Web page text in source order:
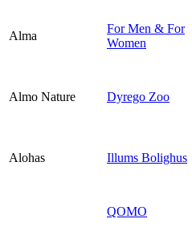
Alma
For Men & For
Women
Almo Nature Dyrego Zoo
Alohas Illums Bolighus
QOMO